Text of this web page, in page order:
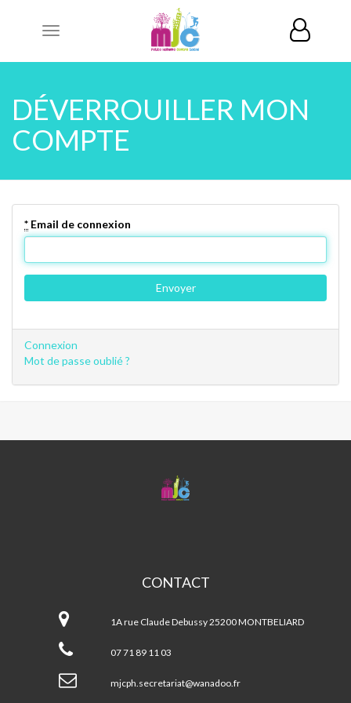
Toggle
DÉVERROUILLER MON
COMPTE
* Email de connexion
Connexion
Mot de passe oublié ?
MJC
CENTRE
CONTACT
Centre
Social
Petite
Hollande
1A rue Claude Debussy 25200 MONTBELIARD
07 71 89 11 03
mjcph.secretariat@wanadoo.fr